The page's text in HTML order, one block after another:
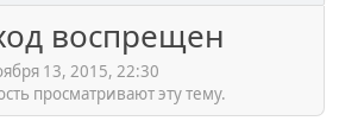
воспрещен
13, 2015, 22:30
просматривают эту тему.